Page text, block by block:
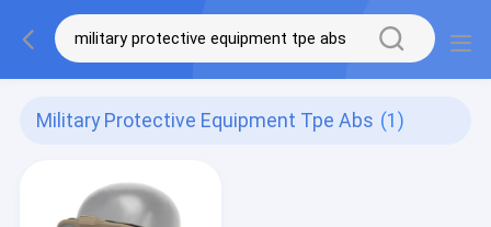
Military Protective Equipment Tpe Abs (1)